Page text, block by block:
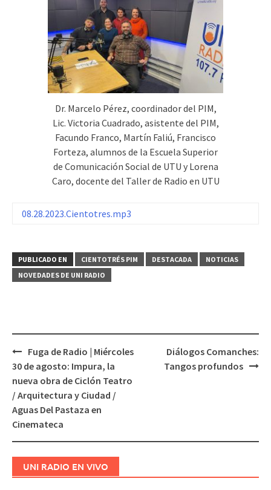
Dr. Marcelo Pérez, coordinador del PIM,
Lic. Victoria Cuadrado, asistente del PIM,
Facundo Franco, Martín Faliú, Francisco
Forteza, alumnos de la Escuela Superior
de Comunicación Social de UTU y Lorena
Caro, docente del Taller de Radio en UTU
08.28.2023.Cientotres.mp3
PUBLICADO EN CIENTOTRÉS PIM DESTACADA
NOTICIAS
NOVEDADES DE UNI RADIO
Navegación
de
entradas
Fuga de Radio | Miércoles
30 de agosto: Impura, la
nueva obra de Ciclón Teatro
/ Arquitectura y Ciudad /
Aguas Del Pastaza en
Cinemateca
Diálogos Comanches:
Tangos profundos
UNI RADIO EN VIVO